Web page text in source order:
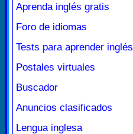
Aprenda inglés gratis
Foro de idiomas
Tests para aprender inglés
Postales virtuales
Buscador
Anuncios clasificados
Lengua inglesa